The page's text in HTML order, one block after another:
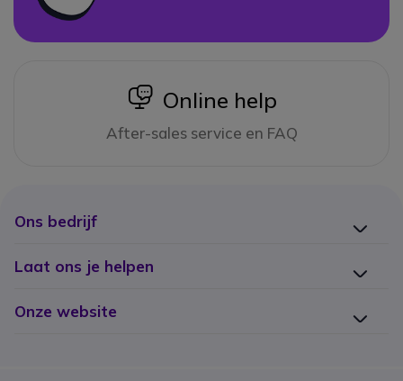
icon
Online help
After-sales service en FAQ
Ons bedrijf
Laat ons je helpen
Onze website